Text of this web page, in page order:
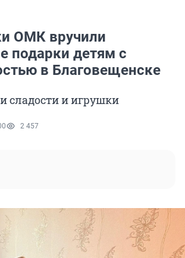
ОМК вручили
подарки детям с
в Благовещенске
сладости и игрушки
2 457